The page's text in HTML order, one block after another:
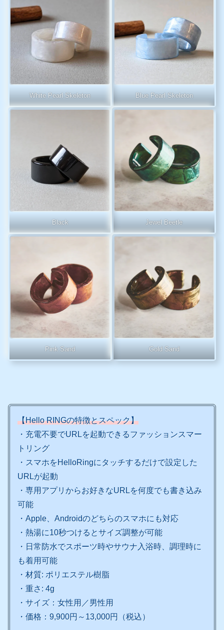
White Pearl Skeleton Blue Pearl Skeleton
Black Jewel Beetle
Pink Sand Gold Sand
【Hello RINGの特徴とスペック】
・充電不要でURLを起動できるファッションスマー
トリング
・スマホをHelloRingにタッチするだけで設定した
URLが起動
・専用アプリからお好きなURLを何度でも書き込み
可能
・Apple、Androidのどちらのスマホにも対応
・熱湯に10秒つけるとサイズ調整が可能
・日常防水でスポーツ時やサウナ入浴時、調理時に
も着用可能
・材質: ポリエステル樹脂
・重さ: 4g
・サイズ：女性用／男性用
・価格：9,900円～13,000円（税込）